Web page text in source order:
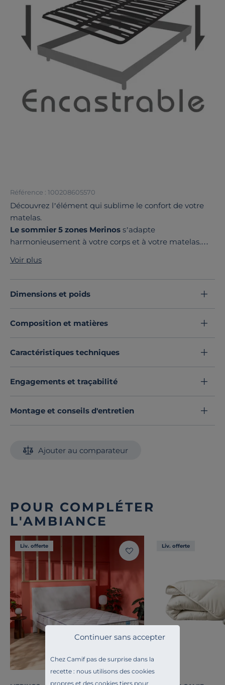
Chez Camif pas de surprise dans la
recette : nous utilisons des cookies
propres et des cookies tiers pour
Continuer sans accepter
Référence : 100208605570
Découvrez l’élément qui sublime le confort de votre
matelas.
Le sommier 5 zones Merinos s’adapte
harmonieusement à votre corps et à votre matelas.
mouvements tout au long de la nuit, avec
plus largesau niveau dubassin pour un soutien
raffermi,
et une zone épaules assouplie
pour plus de
morphologique précis, point par point, pour un
alignement optimal de votre corps.
Découvrez toute notre sélection :
Sommiers à lattes
Voir plus
Dimensions et poids
Composition et matières
Caractéristiques techniques
Engagements et traçabilité
Montage et conseils d'entretien
Ajouter au comparateur
POUR COMPLÉTER
L'AMBIANCE
Liv. offerte Liv. offerte